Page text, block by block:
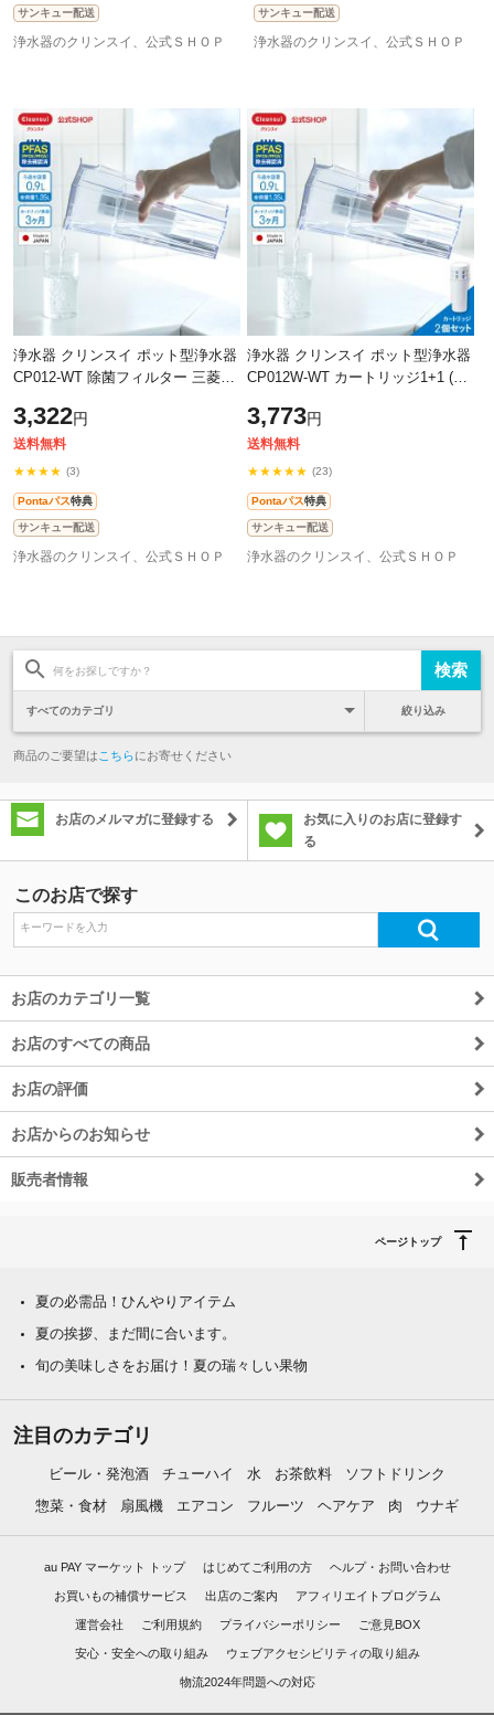
サンキュー配送
浄水器のクリンスイ、公式ＳＨＯＰ
サンキュー配送
浄水器のクリンスイ、公式ＳＨＯＰ
浄水器 クリンスイ ポット型浄水器
CP012-WT 除菌フィルター 三菱ケ
コンパクト [CP012-WT] PFAS
PFOS P
3,322円
送料無料
★★★★ (3)
Pontaパス特典
サンキュー配送
浄水器のクリンスイ、公式ＳＨＯＰ
浄水器 クリンスイ ポット型浄水器
CP012W-WT カートリッジ1+1 (計
生活 冷水筒 ピッチャー 三菱ケミ
カ
3,773円
送料無料
★★★★★ (23)
Pontaパス特典
サンキュー配送
浄水器のクリンスイ、公式ＳＨＯＰ
絞り込み
商品のご要望は こちらにお寄せください
お店のメルマガに登録する
お気に入りのお店に登録す
る
このお店で探す
お店のカテゴリ一覧
お店のすべての商品
お店の評価
お店からのお知らせ
販売者情報
ページトップ
夏の必需品！ひんやりアイテム
夏の挨拶、まだ間に合います。
旬の美味しさをお届け！夏の瑞々しい果物
注目のカテゴリ
ビール・発泡酒 チューハイ 水 お茶飲料
ソフトドリンク
惣菜・食材
扇風機 エアコン フルーツ ヘアケア 肉 ウナギ
au PAY マーケット トップ はじめてご利用の方 ヘルプ・お問い合わせ
お買いもの補償サービス 出店のご案内 アフィリエイトプログラム
運営会社 ご利用規約 プライバシーポリシー ご意見BOX
安心・安全への取り組み ウェブアクセシビリティの取り組み
物流2024年問題への対応